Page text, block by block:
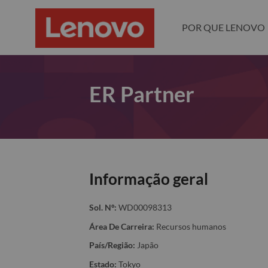
POR QUE LENOVO
ER Partner
Informação geral
Sol. Nº: WD00098313
Área De Carreira: Recursos humanos
País/Região: Japão
Estado: Tokyo